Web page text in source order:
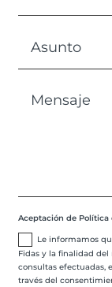
Aceptación de Política
Le informamos
Fidas y la finalidad
consultas efectuadas,
través del